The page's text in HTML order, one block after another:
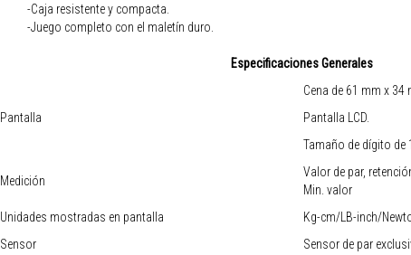
-Caja resistente y compacta.
-Juego completo con el maletín duro.
Especificaciones Generales
Pantalla
Cena de 61 mm x 34
Pantalla LCD.
Tamaño de dígito de
Medición
Valor de par,
Min. valor
Unidades mostradas en pantalla
Kg-cm/LB-inch/
Sensor
Sensor de par